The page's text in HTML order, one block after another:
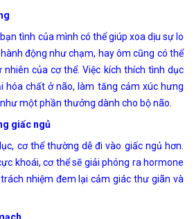
tình của mình có thể giúp xoa dịu sự lo
động như chạm, hay ôm cũng có thể
của cơ thể. Việc kích thích tình dục
hóa chất ở não, làm tăng cảm xúc hưng
một phần thưởng dành cho bộ não.
giấc ngủ
cơ thể thường dễ đi vào giấc ngủ hơn.
khoái, cơ thể sẽ giải phóng ra hormone
nhiệm đem lại cảm giác thư giãn và